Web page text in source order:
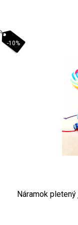
-10%
Náramok